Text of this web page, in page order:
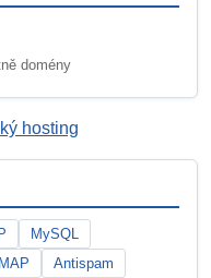
domény
MySQL
IMAP Antispam